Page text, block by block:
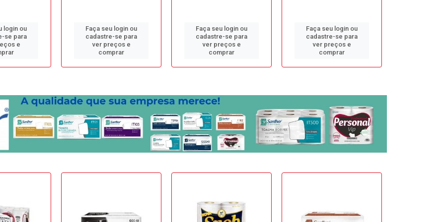
login ou
se para
e
Faça seu login ou
cadastre-se para
ver preços e
comprar
Faça seu login ou
cadastre-se para
ver preços e
comprar
Faça seu login ou
cadastre-se para
ver preços e
comprar